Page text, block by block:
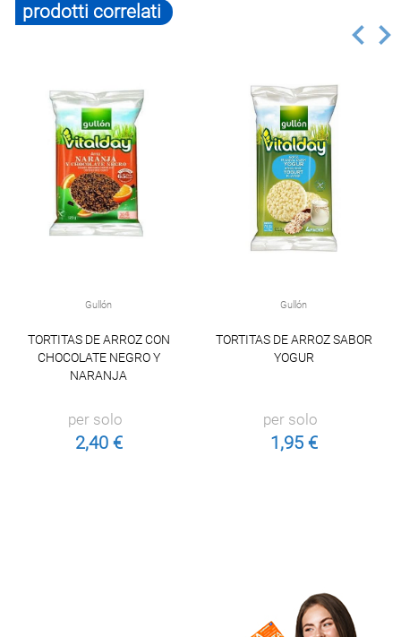
prodotti correlati
Gullón
TORTITAS DE ARROZ CON
CHOCOLATE NEGRO Y
NARANJA
per solo
2,40 €
Gullón
TORTITAS DE ARROZ SABOR
YOGUR
per solo
1,95 €